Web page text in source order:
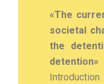
«The
societal
the
detention»